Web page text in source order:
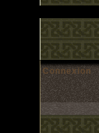
Connexion